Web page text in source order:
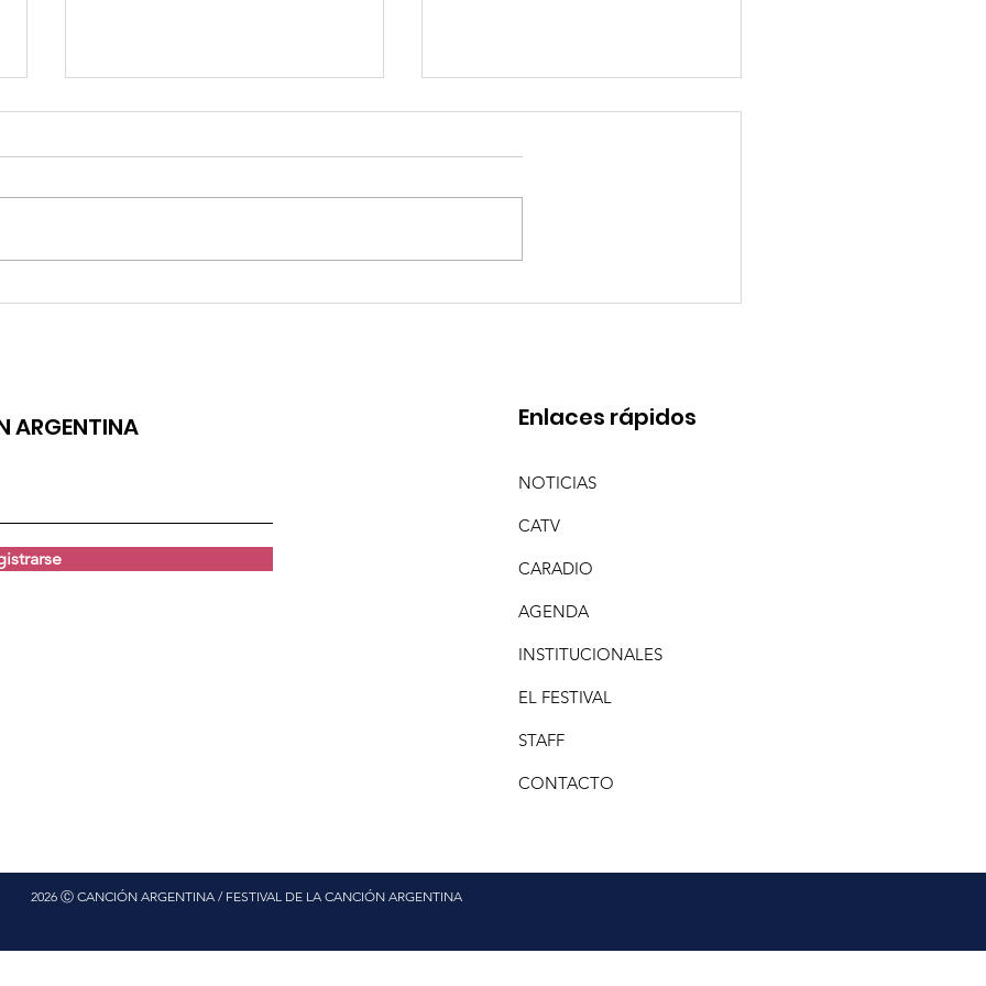
ARGENTINA Enlaces rápidos
NOTICIAS
CATV
CARADIO
AGENDA
INSTITUCIONALES
EL FESTIVAL
STAFF
CONTACTO
2026 Ⓒ CANCIÓN ARGENTINA / FESTIVAL DE LA CANCIÓN ARGENTINA